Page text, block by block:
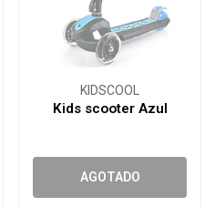
KIDSCOOL
Kids scooter Azul
AGOTADO